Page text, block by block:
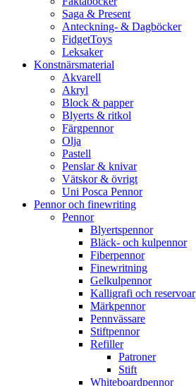
Saga & Present
Anteckning- & Dagböcker
FidgetToys
Leksaker
Konstnärsmaterial
Akvarell
Akryl
Block & papper
Blyerts & ritkol
Färgpennor
Olja
Pastell
Penslar & knivar
Vätskor & övrigt
Uni Posca Pennor
Pennor och finewriting
Pennor
Blyertspennor
Bläck- och kulpennor
Fiberpennor
Finewritning
Gelkulpennor
Kalligrafi och reservoar
Märkpennor
Pennvässare
Stiftpennor
Refiller
Patroner
Stift
Whiteboardpennor